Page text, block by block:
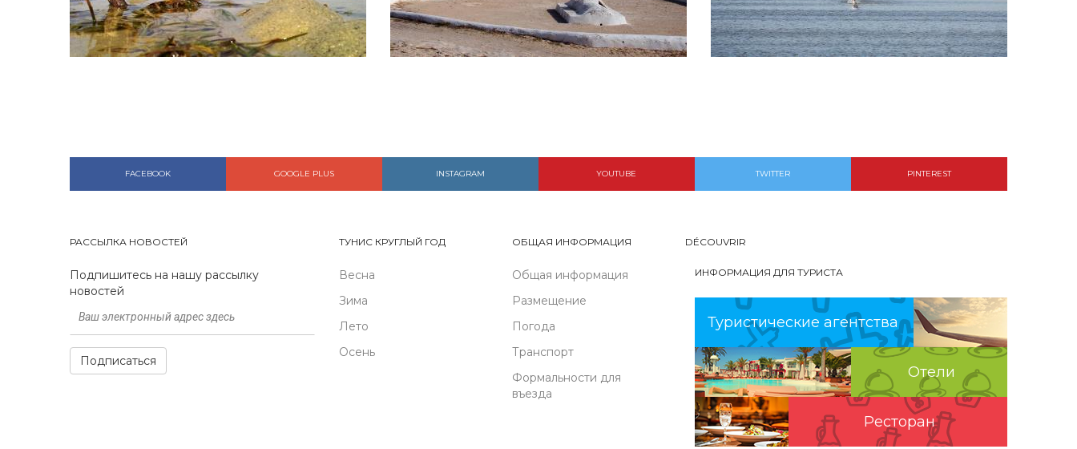
FACEBOOK GOOGLE PLUS INSTAGRAM YOUTUBE TWITTER PINTEREST
РАССЫЛКА НОВОСТЕЙ
Подпишитесь на нашу рассылку
новостей
Подписаться
ТУНИС КРУГЛЫЙ ГОД
Весна
Зима
Лето
Осень
ОБЩАЯ ИНФОРМАЦИЯ
Общая информация
Размещение
Погода
Транспорт
Формальности для
въезда
DÉCOUVRIR
ИНФОРМАЦИЯ ДЛЯ ТУРИСТА
Туристические агентства
Отели
Pесторан